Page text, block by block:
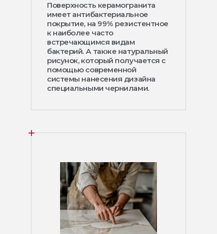
Поверхность керамогранита
имеет антибактериальное
покрытие, на 99% резистентное
к наиболее часто
встречающимся видам
бактерий. А также натуральный
рисунок, который получается с
помощью современной
системы нанесения дизайна
специальными чернилами.